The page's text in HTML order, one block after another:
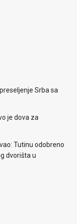
Srba sa
je dova za
Tutinu odobreno
dvorišta u